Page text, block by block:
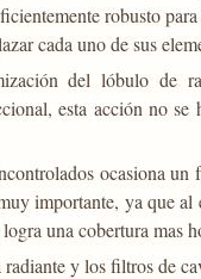
robusto
cada uno de sus
del lóbulo de
esta acción no
ocasiona
importante, ya que
una cobertura
y los filtros de